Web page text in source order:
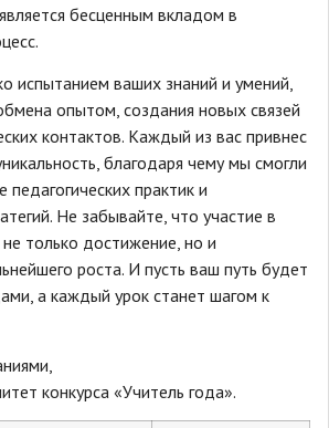
бесценным вкладом в
испытанием ваших знаний и умений,
опытом, создания новых связей
контактов. Каждый из вас привнес
благодаря чему мы смогли
практик и
Не забывайте, что участие в
только достижение, но и
роста. И пусть ваш путь будет
а каждый урок станет шагом к
конкурса «Учитель года».